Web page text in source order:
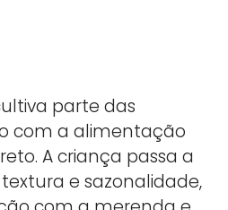
parte das
com a alimentação
A criança passa a
e sazonalidade,